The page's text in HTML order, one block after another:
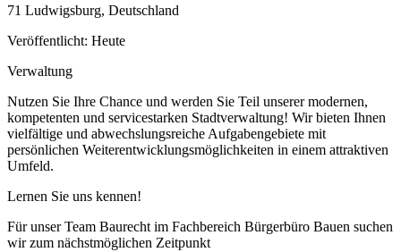
71 Ludwigsburg, Deutschland
Veröffentlicht: Heute
Verwaltung
Nutzen Sie Ihre Chance und werden Sie Teil unserer modernen,
kompetenten und servicestarken Stadtverwaltung! Wir bieten Ihnen
vielfältige und abwechslungsreiche Aufgabengebiete mit
persönlichen Weiterentwicklungsmöglichkeiten in einem attraktiven
Umfeld.
Lernen Sie uns kennen!
Für unser Team Baurecht im Fachbereich Bürgerbüro Bauen suchen
wir zum nächstmöglichen Zeitpunkt